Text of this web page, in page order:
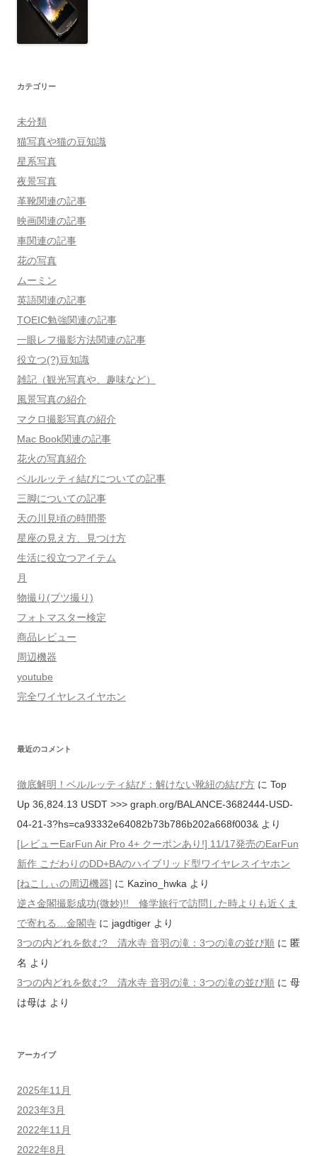
カテゴリー
未分類
猫写真や猫の豆知識
星系写真
夜景写真
革靴関連の記事
映画関連の記事
車関連の記事
花の写真
ムーミン
英語関連の記事
TOEIC勉強関連の記事
一眼レフ撮影方法関連の記事
役立つ(?)豆知識
雑記（観光写真や、趣味など）
風景写真の紹介
マクロ撮影写真の紹介
Mac Book関連の記事
花火の写真紹介
ベルルッティ結びについての記事
三脚についての記事
天の川見頃の時間帯
星座の見え方、見つけ方
生活に役立つアイテム
月
物撮り(ブツ撮り)
フォトマスター検定
商品レビュー
周辺機器
youtube
完全ワイヤレスイヤホン
最近のコメント
徹底解明！ベルルッティ結び：解けない靴紐の結び方 に Top
Up 36,824.13 USDT >>> graph.org/BALANCE-3682444-USD-
04-21-3?hs=ca93332e64082b73b786b202a668f003& より
[レビューEarFun Air Pro 4+ クーポンあり!] 11/17発売のEarFun
新作 こだわりのDD+BAのハイブリッド型ワイヤレスイヤホン
[ねこしぃの周辺機器] に Kazino_hwka より
逆さ金閣撮影成功(微妙)!! 修学旅行で訪問した時よりも近くま
で寄れる…金閣寺 に jagdtiger より
3つの内どれを飲む? 清水寺 音羽の滝：3つの滝の並び順 に 匿
名 より
3つの内どれを飲む? 清水寺 音羽の滝：3つの滝の並び順 に 母
は母は より
アーカイブ
2025年11月
2023年3月
2022年11月
2022年8月